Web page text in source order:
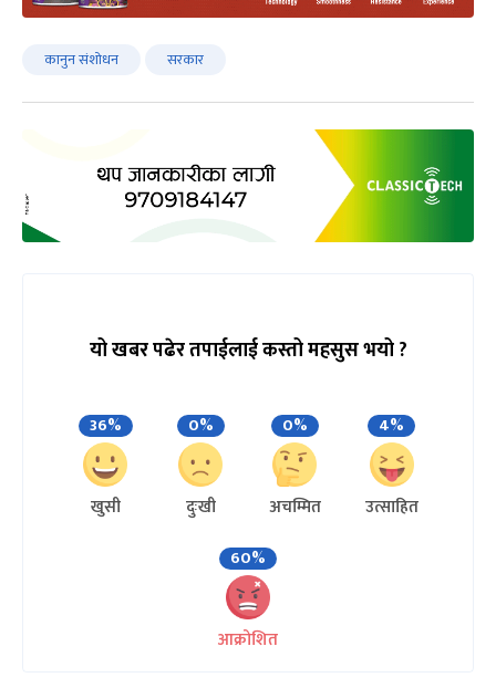
कानुन संशोधन सरकार
यो खबर पढेर तपाईलाई कस्तो महसुस भयो ?
36%
खुसी
0%
दुःखी
0%
अचम्मित
4%
उत्साहित
60%
आक्रोशित